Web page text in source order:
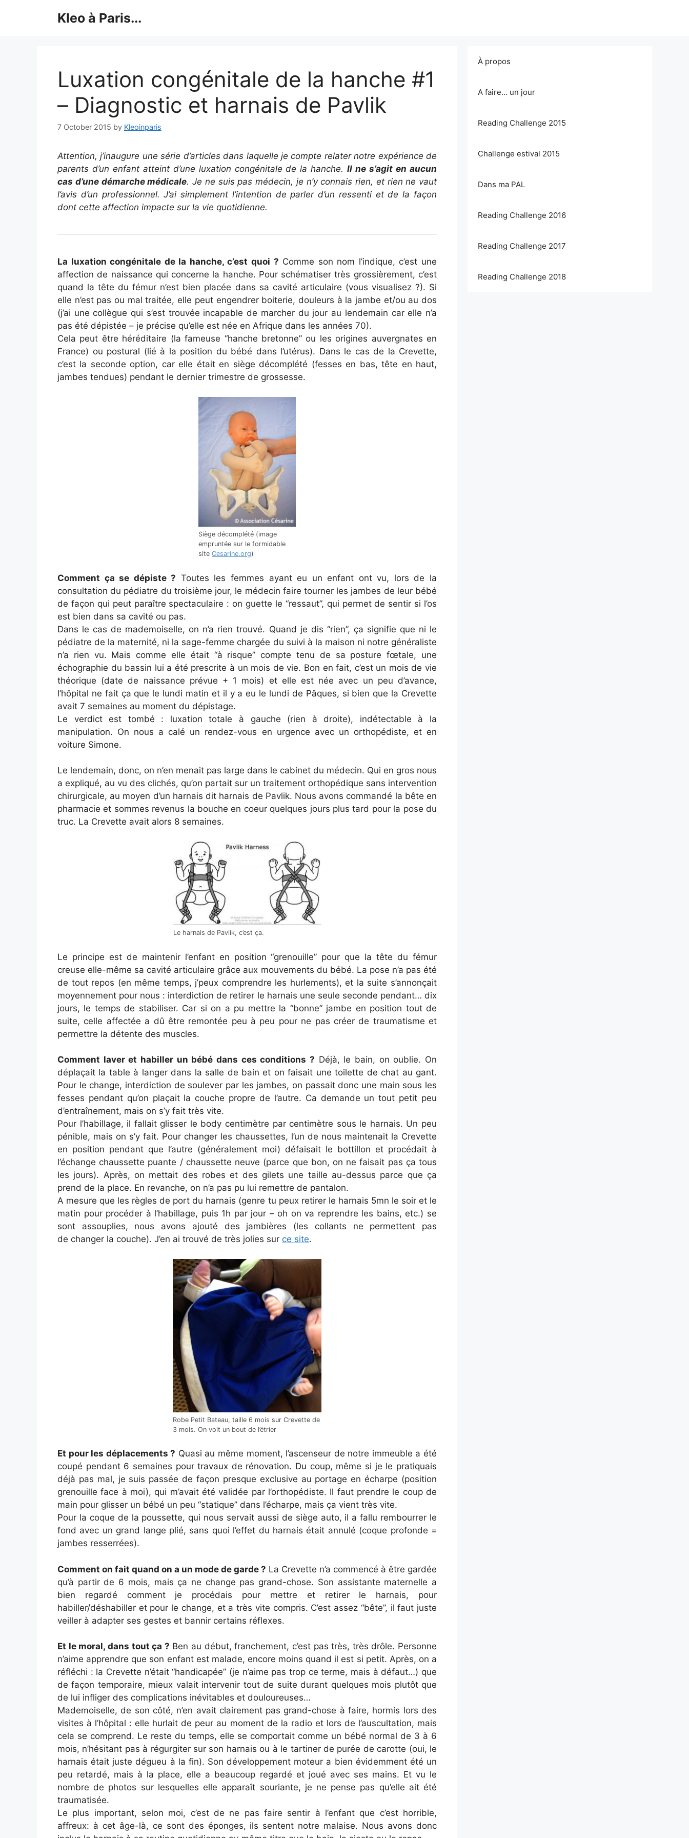
Kleo à Paris...
Luxation congénitale de la hanche #1
– Diagnostic et harnais de Pavlik
7 October 2015 by Kleoinparis
Attention, j’inaugure une série d’articles dans laquelle je compte relater notre expérience de
parents d’un enfant atteint d’une luxation congénitale de la hanche.Il ne s’agit en aucun
cas d’une démarche médicale. Je ne suis pas médecin, je n’y connais rien, et rien ne vaut
l’avis d’un professionnel. J’ai simplement l’intention de parler d’un ressenti et de la façon
dont cette affection impacte sur la vie quotidienne.
La luxation congénitale de la hanche, c’est quoi ? Comme son nom l’indique, c’est une
affection de naissance qui concerne la hanche. Pour schématiser très grossièrement, c’est
quand la tête du fémur n’est bien placée dans sa cavité articulaire (vous visualisez ?). Si
elle n’est pas ou mal traitée, elle peut engendrer boiterie, douleurs à la jambe et/ou au dos
(j’ai une collègue qui s’est trouvée incapable de marcher du jour au lendemain car elle n’a
pas été dépistée – je précise qu’elle est née en Afrique dans les années 70).
Cela peut être héréditaire (la fameuse “hanche bretonne” ou les origines auvergnates en
France) ou postural (lié à la position du bébé dans l’utérus). Dans le cas de la Crevette,
c’est la seconde option, car elle était en siège décomplété (fesses en bas, tête en haut,
jambes tendues) pendant le dernier trimestre de grossesse.
Siège décomplété (image
empruntée sur le formidable
site Cesarine.org)
Comment ça se dépiste ? Toutes les femmes ayant eu un enfant ont vu, lors de la
consultation du pédiatre du troisième jour, le médecin faire tourner les jambes de leur bébé
de façon qui peut paraître spectaculaire : on guette le “ressaut”, qui permet de sentir si l’os
est bien dans sa cavité ou pas.
Dans le cas de mademoiselle, on n’a rien trouvé. Quand je dis “rien”, ça signifie que ni le
pédiatre de la maternité, ni la sage-femme chargée du suivi à la maison ni notre généraliste
n’a rien vu. Mais comme elle était “à risque” compte tenu de sa posture fœtale, une
échographie du bassin lui a été prescrite à un mois de vie. Bon en fait, c’est un mois de vie
théorique (date de naissance prévue + 1 mois) et elle est née avec un peu d’avance,
l’hôpital ne fait ça que le lundi matin et il y a eu le lundi de Pâques, si bien que la Crevette
avait 7 semaines au moment du dépistage.
Le verdict est tombé : luxation totale à gauche (rien à droite), indétectable à la
manipulation. On nous a calé un rendez-vous en urgence avec un orthopédiste, et en
voiture Simone.
Le lendemain, donc, on n’en menait pas large dans le cabinet du médecin. Qui en gros nous
a expliqué, au vu des clichés, qu’on partait sur un traitement orthopédique sans intervention
chirurgicale, au moyen d’un harnais dit harnais de Pavlik. Nous avons commandé la bête en
pharmacie et sommes revenus la bouche en coeur quelques jours plus tard pour la pose du
truc. La Crevette avait alors 8 semaines.
Le harnais de Pavlik, c’est ça.
Le principe est de maintenir l’enfant en position “grenouille” pour que la tête du fémur
creuse elle-même sa cavité articulaire grâce aux mouvements du bébé. La pose n’a pas été
de tout repos (en même temps, j’peux comprendre les hurlements), et la suite s’annonçait
moyennement pour nous : interdiction de retirer le harnais une seule seconde pendant… dix
jours, le temps de stabiliser. Car si on a pu mettre la “bonne” jambe en position tout de
suite, celle affectée a dû être remontée peu à peu pour ne pas créer de traumatisme et
permettre la détente des muscles.
Comment laver et habiller un bébé dans ces conditions ? Déjà, le bain, on oublie. On
déplaçait la table à langer dans la salle de bain et on faisait une toilette de chat au gant.
Pour le change, interdiction de soulever par les jambes, on passait donc une main sous les
fesses pendant qu’on plaçait la couche propre de l’autre. Ca demande un tout petit peu
d’entraînement, mais on s’y fait très vite.
Pour l’habillage, il fallait glisser le body centimètre par centimètre sous le harnais. Un peu
pénible, mais on s’y fait. Pour changer les chaussettes, l’un de nous maintenait la Crevette
en position pendant que l’autre (généralement moi) défaisait le bottillon et procédait à
l’échange chaussette puante / chaussette neuve (parce que bon, on ne faisait pas ça tous
les jours). Après, on mettait des robes et des gilets une taille au-dessus parce que ça
prend de la place. En revanche, on n’a pas pu lui remettre de pantalon.
A mesure que les règles de port du harnais (genre tu peux retirer le harnais 5mn le soir et le
matin pour procéder à l’habillage, puis 1h par jour – oh on va reprendre les bains, etc.) se
sont assouplies, nous avons ajouté des jambières (les collants ne permettent pas
de changer la couche). J’en ai trouvé de très jolies sur ce site.
Robe Petit Bateau, taille 6 mois sur Crevette de
3 mois. On voit un bout de l’étrier
Et pour les déplacements ? Quasi au même moment, l’ascenseur de notre immeuble a été
coupé pendant 6 semaines pour travaux de rénovation. Du coup, même si je le pratiquais
déjà pas mal, je suis passée de façon presque exclusive au portage en écharpe (position
grenouille face à moi), qui m’avait été validée par l’orthopédiste. Il faut prendre le coup de
main pour glisser un bébé un peu “statique” dans l’écharpe, mais ça vient très vite.
Pour la coque de la poussette, qui nous servait aussi de siège auto, il a fallu rembourrer le
fond avec un grand lange plié, sans quoi l’effet du harnais était annulé (coque profonde =
jambes resserrées).
Comment on fait quand on a un mode de garde ? La Crevette n’a commencé à être gardée
qu’à partir de 6 mois, mais ça ne change pas grand-chose. Son assistante maternelle a
bien regardé comment je procédais pour mettre et retirer le harnais, pour
habiller/déshabiller et pour le change, et a très vite compris. C’est assez “bête”, il faut juste
veiller à adapter ses gestes et bannir certains réflexes.
Et le moral, dans tout ça ? Ben au début, franchement, c’est pas très, très drôle. Personne
n’aime apprendre que son enfant est malade, encore moins quand il est si petit. Après, on a
réfléchi : la Crevette n’était “handicapée” (je n’aime pas trop ce terme, mais à défaut…) que
de façon temporaire, mieux valait intervenir tout de suite durant quelques mois plutôt que
de lui infliger des complications inévitables et douloureuses…
Mademoiselle, de son côté, n’en avait clairement pas grand-chose à faire, hormis lors des
visites à l’hôpital : elle hurlait de peur au moment de la radio et lors de l’auscultation, mais
cela se comprend. Le reste du temps, elle se comportait comme un bébé normal de 3 à 6
mois, n’hésitant pas à régurgiter sur son harnais ou à le tartiner de purée de carotte (oui, le
harnais était juste dégueu à la fin). Son développement moteur a bien évidemment été un
peu retardé, mais à la place, elle a beaucoup regardé et joué avec ses mains. Et vu le
nombre de photos sur lesquelles elle apparaît souriante, je ne pense pas qu’elle ait été
traumatisée.
Le plus important, selon moi, c’est de ne pas faire sentir à l’enfant que c’est horrible,
affreux: à cet âge-là, ce sont des éponges, ils sentent notre malaise. Nous avons donc
À propos
A faire… un jour
Reading Challenge 2015
Challenge estival 2015
Dans ma PAL
Reading Challenge 2016
Reading Challenge 2017
Reading Challenge 2018